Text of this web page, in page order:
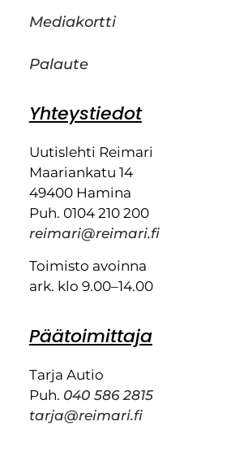
Mediakortti
Palaute
Yhteystiedot
Uutislehti Reimari
Maariankatu 14
49400 Hamina
Puh. 0104 210 200
reimari@reimari.fi
Toimisto avoinna
ark. klo 9.00–14.00
Päätoimittaja
Tarja Autio
Puh. 040 586 2815
tarja@reimari.fi